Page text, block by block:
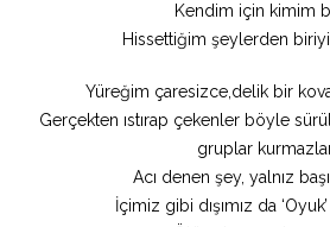
Kendim için kimim
Hissettiğim şeylerden
Yüreğim çaresizce,delik bir
Gerçekten ıstırap çekenler böyle
gruplar
Acı denen şey, yalnız
İçimiz gibi dışımız da